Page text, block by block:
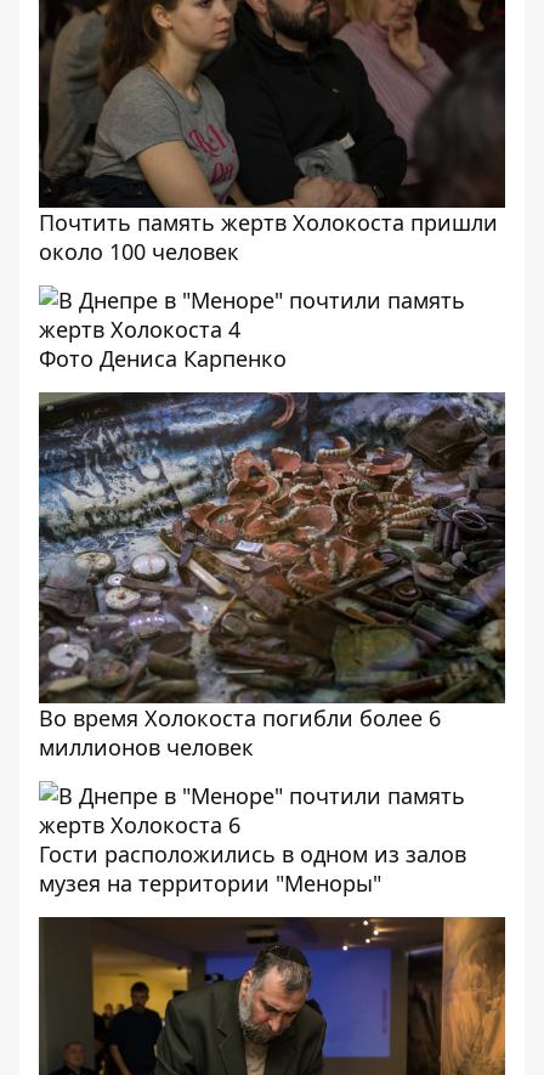
Почтить память жертв Холокоста пришли
около 100 человек
Фото Дениса Карпенко
Во время Холокоста погибли более 6
миллионов человек
Гости расположились в одном из залов
музея на территории "Меноры"